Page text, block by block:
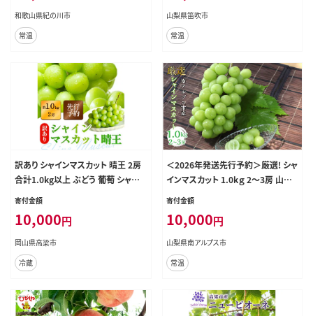
Mサイズ カキ---wfn_wlocal78_9c
11j_25_10000_4kg---
和歌山県紀の川市
常温
山梨県笛吹市
常温
訳あり シャインマスカット 晴王 2房
合計1.0kg以上 ぶどう 葡萄 シャイン
マスカット 岡山 岡山県産 桃太郎御
一行 2026年 先行予約
寄付金額
10,000円
岡山県高梁市
冷蔵
＜2026年発送先行予約＞厳選! シャ
インマスカット 1.0kｇ 2～3房 山梨
県南アルプス市産 ALPBV005
寄付金額
10,000円
山梨県南アルプス市
常温